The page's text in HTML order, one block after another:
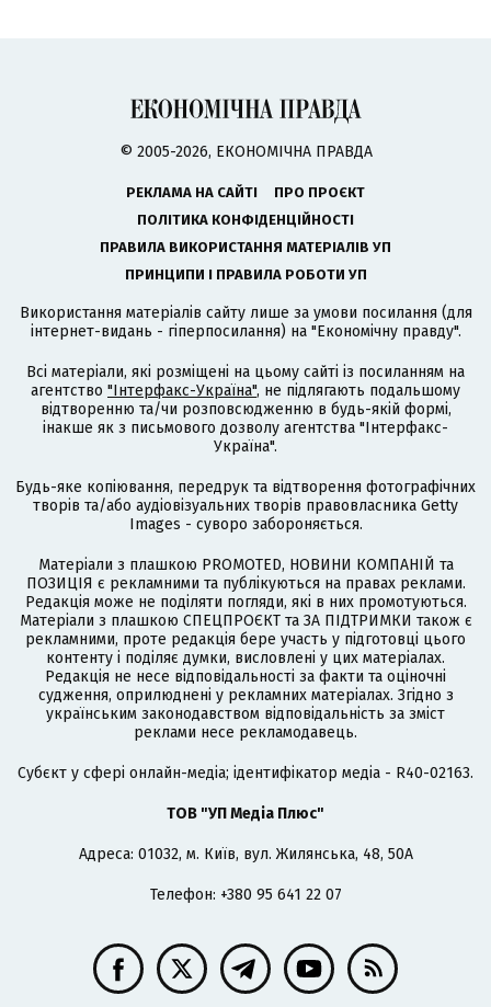
© 2005-2026, ЕКОНОМІЧНА ПРАВДА
РЕКЛАМА НА САЙТІ
ПРО ПРОЄКТ
ПОЛІТИКА КОНФІДЕНЦІЙНОСТІ
ПРАВИЛА ВИКОРИСТАННЯ МАТЕРІАЛІВ УП
ПРИНЦИПИ І ПРАВИЛА РОБОТИ УП
Використання матеріалів сайту лише за умови посилання (для
інтернет-видань - гіперпосилання) на "Економічну правду".
Всі матеріали, які розміщені на цьому сайті із посиланням на
агентство "Інтерфакс-Україна", не підлягають подальшому
відтворенню та/чи розповсюдженню в будь-якій формі,
інакше як з письмового дозволу агентства "Інтерфакс-
Україна".
Будь-яке копіювання, передрук та відтворення фотографічних
творів та/або аудіовізуальних творів правовласника Getty
Images - суворо забороняється.
Матеріали з плашкою PROMOTED, НОВИНИ КОМПАНІЙ та
ПОЗИЦІЯ є рекламними та публікуються на правах реклами.
Редакція може не поділяти погляди, які в них промотуються.
Матеріали з плашкою СПЕЦПРОЄКТ та ЗА ПІДТРИМКИ також є
рекламними, проте редакція бере участь у підготовці цього
контенту і поділяє думки, висловлені у цих матеріалах.
Редакція не несе відповідальності за факти та оціночні
судження, оприлюднені у рекламних матеріалах. Згідно з
українським законодавством відповідальність за зміст
реклами несе рекламодавець.
Cубєкт у сфері онлайн-медіа; ідентифікатор медіа - R40-02163.
ТОВ "УП Медіа Плюс"
Адреса: 01032, м. Київ, вул. Жилянська, 48, 50А
Телефон: +380 95 641 22 07